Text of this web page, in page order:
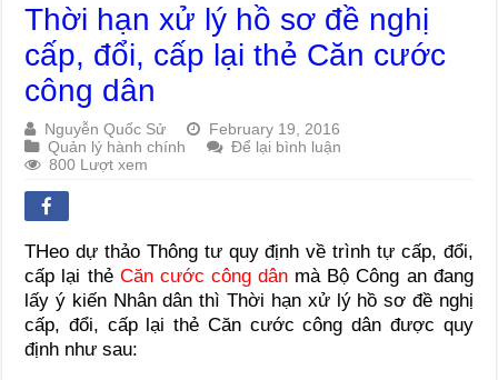
Thời hạn xử lý hồ sơ đề nghị
cấp, đổi, cấp lại thẻ Căn cước
công dân
Nguyễn Quốc Sử
February 19, 2016
Quản lý hành chính
Để lại bình luận
800 Lượt xem
THeo dự thảo Thông tư quy định về trình tự cấp, đổi,
cấp lại thẻ Căn cước công dân mà Bộ Công an đang
lấy ý kiến Nhân dân thì Thời hạn xử lý hồ sơ đề nghị
cấp, đổi, cấp lại thẻ Căn cước công dân được quy
định như sau: